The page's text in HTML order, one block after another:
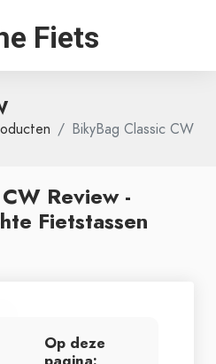
Fiets
BikyBag Classic CW
Review -
Fietstassen
Op deze